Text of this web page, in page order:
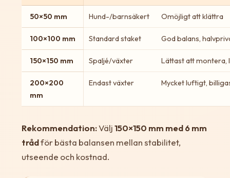
50×50 mm Hund-/barnsäkert Omöjligt att klättra
100×100 mm Standard staket God balans,
150×150 mm Spaljé/växter Lättast att montera,
200×200
mm
Endast växter Mycket luftigt,
Rekommendation:Välj150×150 mm med 6 mm
trådför bästa balansen mellan stabilitet,
utseende och kostnad.